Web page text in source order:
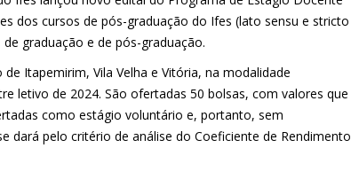
dos cursos de pós-graduação do Ifes (lato sensu e stricto
graduação e de pós-graduação.
Itapemirim, Vila Velha e Vitória, na modalidade
letivo de 2024. São ofertadas 50 bolsas, com valores que
como estágio voluntário e, portanto, sem
dará pelo critério de análise do Coeficiente de Rendimento